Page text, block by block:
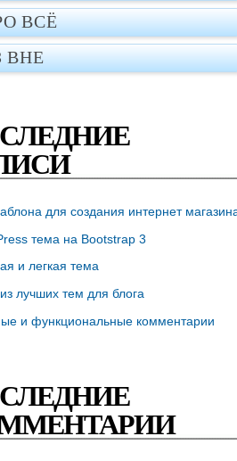
ВСЁ
ВНЕ
для создания интернет
тема на Bootstrap 3
и легкая тема
лучших тем для блога
и функциональные комментарии